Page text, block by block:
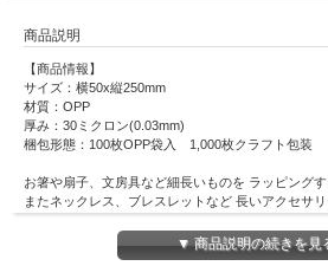
商品説明
【商品情報】
サイズ：横50x縦250mm
材質：OPP
厚み：30ミクロン(0.03mm)
梱包形態：100枚OPP袋入 1,000枚クラフト包装
お箸や扇子、文房具など細長いものを ラッピング
またネックレス、ブレスレットなど 長いアクセサ
ピッタリ・スリムなラッピングにも適しています！
(お入れになりたい商品によっては入らない場合も
▼ 商品説明の続きを